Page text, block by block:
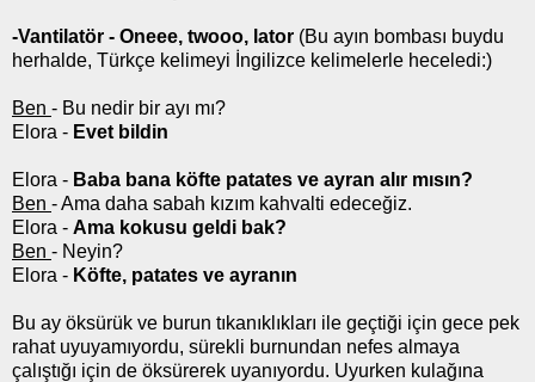
-Vantilatör - Oneee, twooo, lator (Bu ayın bombası buydu
herhalde, Türkçe kelimeyi İngilizce kelimelerle heceledi:)
Ben - Bu nedir bir ayı mı?
Elora - Evet bildin
Elora - Baba bana köfte patates ve ayran alır mısın?
Ben - Ama daha sabah kızım kahvalti edeceğiz.
Elora - Ama kokusu geldi bak?
Ben - Neyin?
Elora - Köfte, patates ve ayranın
Bu ay öksürük ve burun tıkanıklıkları ile geçtiği için gece pek
rahat uyuyamıyordu, sürekli burnundan nefes almaya
çalıştığı için de öksürerek uyanıyordu. Uyurken kulağına